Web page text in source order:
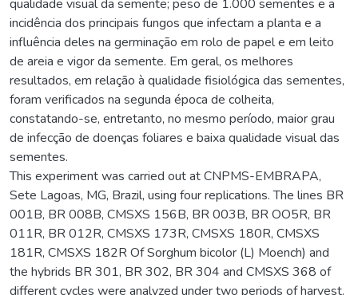
qualidade visual da semente; peso de 1.000 sementes e a
incidência dos principais fungos que infectam a planta e a
influência deles na germinação em rolo de papel e em leito
de areia e vigor da semente. Em geral, os melhores
resultados, em relação à qualidade fisiológica das sementes,
foram verificados na segunda época de colheita,
constatando-se, entretanto, no mesmo período, maior grau
de infecção de doenças foliares e baixa qualidade visual das
sementes.
This experiment was carried out at CNPMS-EMBRAPA,
Sete Lagoas, MG, Brazil, using four replications. The lines BR
001B, BR 008B, CMSXS 156B, BR 003B, BR OO5R, BR
011R, BR 012R, CMSXS 173R, CMSXS 180R, CMSXS
181R, CMSXS 182R Of Sorghum bicolor (L) Moench) and
the hybrids BR 301, BR 302, BR 304 and CMSXS 368 of
different cycles were analyzed under two periods of harvest.